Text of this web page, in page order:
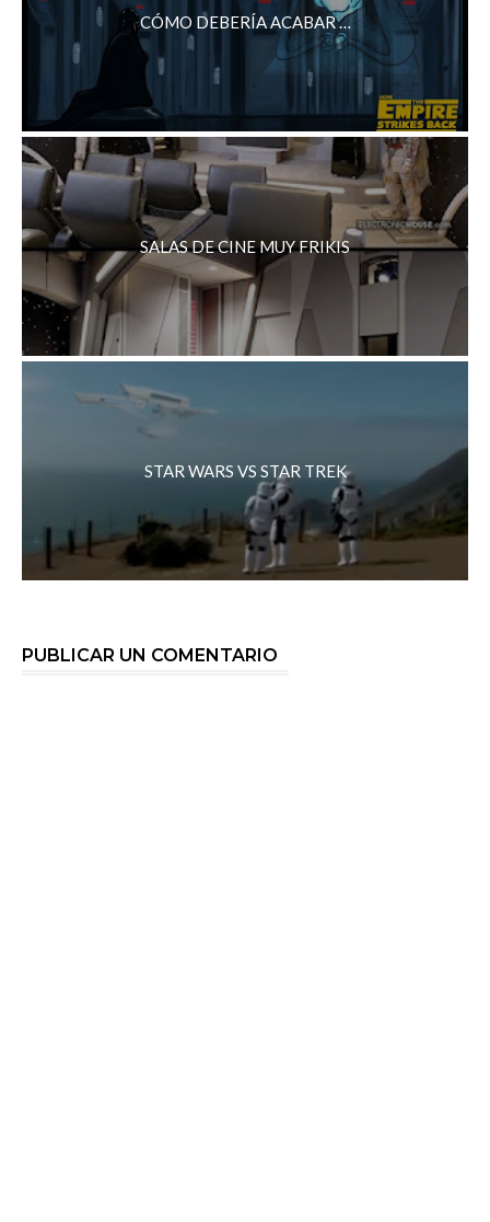
CÓMO DEBERÍA ACABAR …
SALAS DE CINE MUY FRIKIS
STAR WARS VS STAR TREK
PUBLICAR UN COMENTARIO